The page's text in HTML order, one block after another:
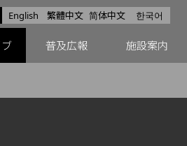
English 繁體中文 简体中文 한국어
普及広報 施設案内